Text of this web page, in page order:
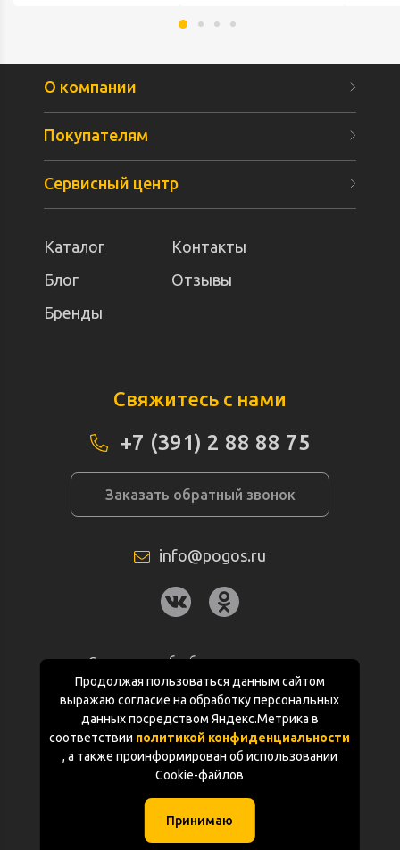
Продолжая пользоваться данным сайтом
выражаю согласие на обработку персональных
данных посредством Яндекс.Метрика в
соответствии политикой конфиденциальности
, а также проинформирован об использовании
Cookie-файлов
Принимаю
О компании
Покупателям
Сервисный центр
Каталог
Контакты
Блог
Отзывы
Бренды
Свяжитесь с нами
+7 (391) 2 88 88 75
Заказать обратный звонок
info@pogos.ru
Согласие на обработку персональных
данных
Политика конфиденциальности
Документация
(с) «POGOS.ru» 2010-2026 (ИП Чивчян М.Р.)